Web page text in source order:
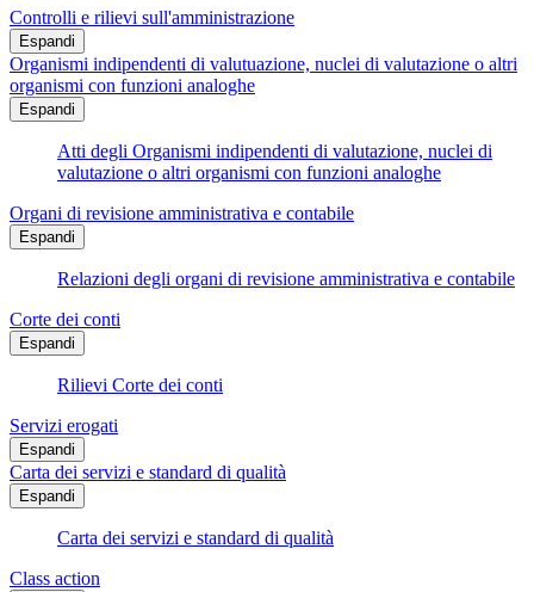
Controlli e rilievi sull'amministrazione
Espandi
Organismi indipendenti di valutuazione, nuclei di valutazione o altri
organismi con funzioni analoghe
Espandi
Atti degli Organismi indipendenti di valutazione, nuclei di
valutazione o altri organismi con funzioni analoghe
Organi di revisione amministrativa e contabile
Espandi
Relazioni degli organi di revisione amministrativa e contabile
Corte dei conti
Espandi
Rilievi Corte dei conti
Servizi erogati
Espandi
Carta dei servizi e standard di qualità
Espandi
Carta dei servizi e standard di qualità
Class action